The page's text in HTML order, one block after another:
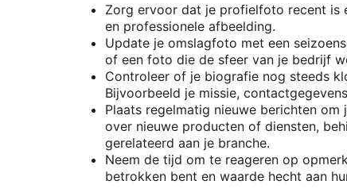
Zorg ervoor dat je profielfoto recent is
en professionele afbeelding.
Update je omslagfoto met een
of een foto die de sfeer van je bedrijf
Controleer of je biografie nog steeds
Bijvoorbeeld je missie,
Plaats regelmatig nieuwe berichten
over nieuwe producten of diensten,
gerelateerd aan je branche.
Neem de tijd om te reageren op
betrokken bent en waarde hecht aan